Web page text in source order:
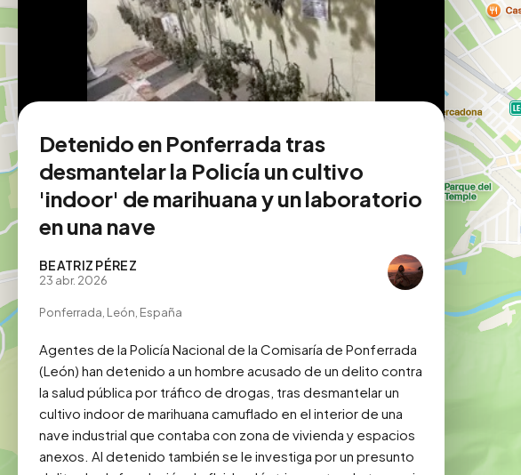
Detenido en Ponferrada tras
desmantelar la Policía un cultivo
'indoor' de marihuana y un laboratorio
en una nave
BEATRIZ PÉREZ
23 abr. 2026
Ponferrada, León, España
Agentes de la Policía Nacional de la Comisaría de Ponferrada
(León) han detenido a un hombre acusado de un delito contra
la salud pública por tráfico de drogas, tras desmantelar un
cultivo indoor de marihuana camuflado en el interior de una
nave industrial que contaba con zona de vivienda y espacios
anexos. Al detenido también se le investiga por un presunto